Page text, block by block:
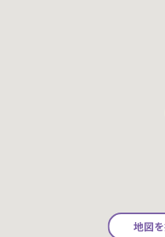
地図